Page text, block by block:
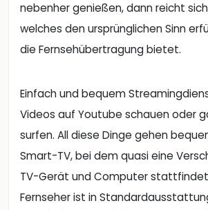
nebenher genießen, dann reicht
welches den ursprünglichen Sinn
die Fernsehübertragung bietet.
Einfach und bequem
Videos auf Youtube schauen oder
surfen. All diese Dinge gehen
Smart-TV, bei dem quasi eine
TV-Gerät und Computer
Fernseher ist in